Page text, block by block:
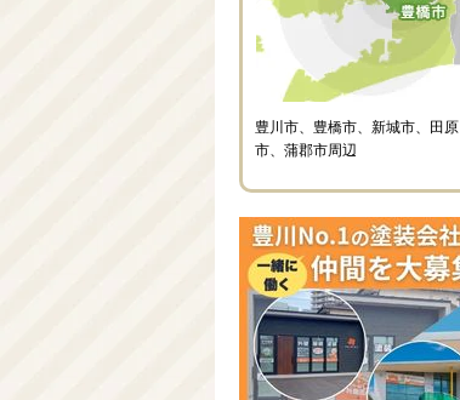
豊川市、豊橋市、新城市、田原
市、蒲郡市周辺